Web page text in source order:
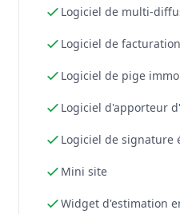
Logiciel de multi-
Logiciel de
Logiciel de pige
Logiciel d'apporteur
Logiciel de signature
Mini site
Widget d'estimation